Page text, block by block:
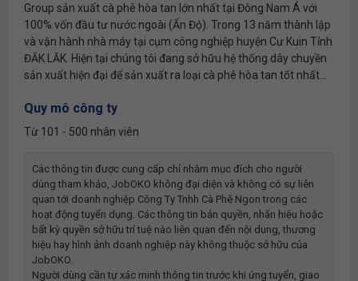
Group sản xuất cà phê hòa tan lớn nhất tại Đông Nam Á với
100% vốn đầu tư nước ngoài (Ấn Độ). Trong 13 năm thành lập
và vận hành nhà máy tại cụm công nghiệp huyện Cư Kuin Tỉnh
ĐĂK LĂK. Hiện tại chúng tôi đang sở hữu hệ thống dây chuyền
sản xuất hiện đại để sản xuất ra loại cà phê hòa tan tốt nhất...
Quy mô công ty
Từ 101 - 500 nhân viên
Các thông tin được cung cấp chỉ nhằm mục đích cho người
dùng tham khảo, JobOKO không đại diện và không có sự liên
quan tới doanh nghiệp Công Ty Tnhh Cà Phê Ngon trong các
hoạt động tuyển dụng. Các thông tin bản quyền, nhãn hiệu hoặc
bất kỳ quyền sở hữu trí tuệ nào liên quan đến nội dung, thương
hiệu hay hình ảnh doanh nghiệp này không thuộc sở hữu của
JobOKO.
Người dùng cần tự xác minh thông tin trước khi ứng tuyển, giao